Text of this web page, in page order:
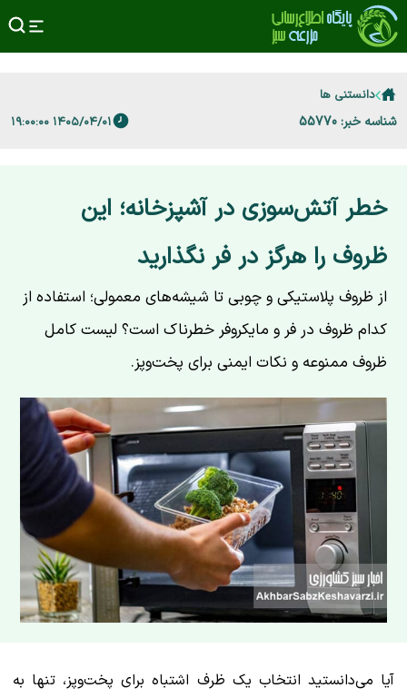
دانستنی ها
شناسه خبر: 55770 ۱۴۰۵/۰۴/۰۱ ۱۹:۰۰:۰۰
خطر آتش‌سوزی در آشپزخانه؛ این
ظروف را هرگز در فر نگذارید
از ظروف پلاستیکی و چوبی تا شیشه‌های معمولی؛ استفاده از
کدام ظروف در فر و مایکروفر خطرناک است؟ لیست کامل
ظروف ممنوعه و نکات ایمنی برای پخت‌وپز.
آیا می‌دانستید انتخاب یک ظرف اشتباه برای پخت‌وپز، تنها به